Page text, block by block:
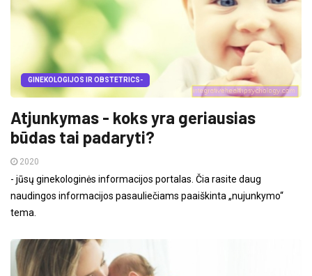
GINEKOLOGIJOS IR OBSTETRICS-
Atjunkymas - koks yra geriausias
būdas tai padaryti?
2020
- jūsų ginekologinės informacijos portalas. Čia rasite daug
naudingos informacijos pasauliečiams paaiškinta „nujunkymo“
tema.